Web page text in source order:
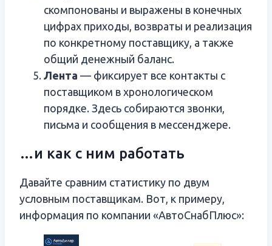
скомпонованы и выражены в конечных
цифрах приходы, возвраты и реализация
по конкретному поставщику, а также
общий денежный баланс.
Лента — фиксирует все контакты с
поставщиком в хронологическом
порядке. Здесь собираются звонки,
письма и сообщения в мессенджере.
…и как с ним работать
Давайте сравним статистику по двум
условным поставщикам. Вот, к примеру,
информация по компании «АвтоСнабПлюс»: